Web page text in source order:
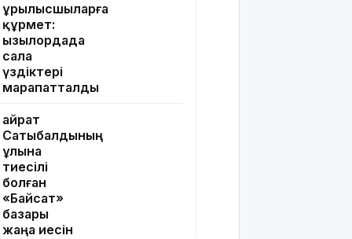
Құрылысшыларға
құрмет:
Қызылордада
сала
үздіктері
марапатталды
Қайрат
Сатыбалдының
ұлына
тиесілі
болған
«Байсат»
базары
жаңа иесін